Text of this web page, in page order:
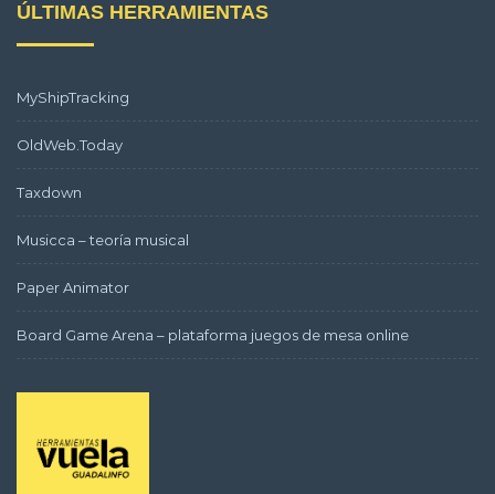
ÚLTIMAS HERRAMIENTAS
MyShipTracking
OldWeb.Today
Taxdown
Musicca – teoría musical
Paper Animator
Board Game Arena – plataforma juegos de mesa online